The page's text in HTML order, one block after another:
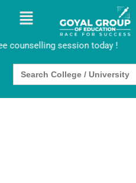
session today !
Search
for: